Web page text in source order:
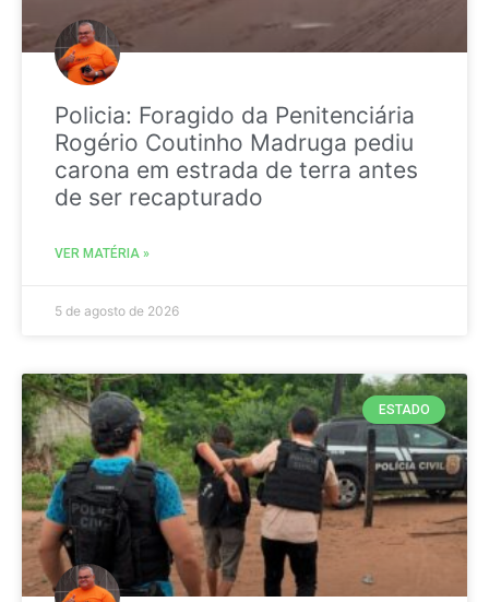
Policia: Foragido da Penitenciária
Rogério Coutinho Madruga pediu
carona em estrada de terra antes
de ser recapturado
VER MATÉRIA »
5 de agosto de 2026
ESTADO